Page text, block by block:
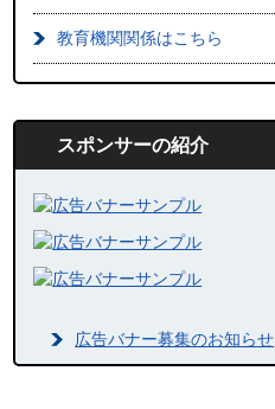
教育機関関係はこちら
スポンサーの紹介
広告バナー募集のお知らせ